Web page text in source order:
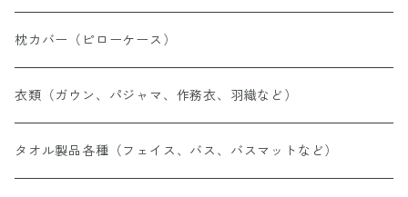
枕カバー（ピローケース）
衣類（ガウン、パジャマ、作務衣、羽織など）
タオル製品各種（フェイス、バス、バスマットなど）